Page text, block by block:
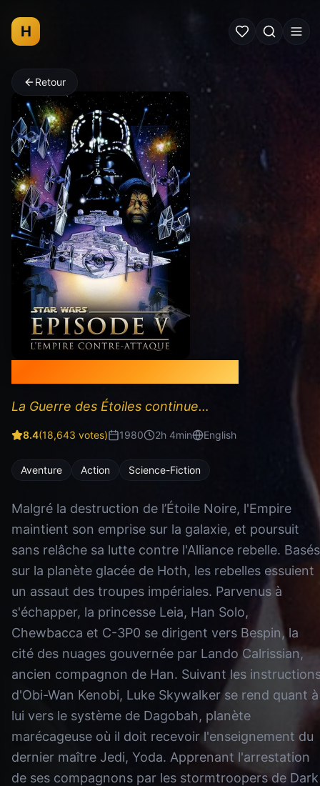
H
Retour
La Guerre des Étoiles continue…
8.4(18,643 votes) 1980 2h 4min English
Aventure Action Science-Fiction
Malgré la destruction de l’Étoile Noire, l'Empire
maintient son emprise sur la galaxie, et poursuit
sans relâche sa lutte contre l'Alliance rebelle. Basés
sur la planète glacée de Hoth, les rebelles essuient
un assaut des troupes impériales. Parvenus à
s'échapper, la princesse Leia, Han Solo,
Chewbacca et C-3P0 se dirigent vers Bespin, la
cité des nuages gouvernée par Lando Calrissian,
ancien compagnon de Han. Suivant les
d'Obi-Wan Kenobi, Luke Skywalker se rend quant à
lui vers le système de Dagobah, planète
marécageuse où il doit recevoir l'enseignement du
dernier maître Jedi, Yoda. Apprenant l'arrestation
de ses compagnons par les stormtroopers de Dark